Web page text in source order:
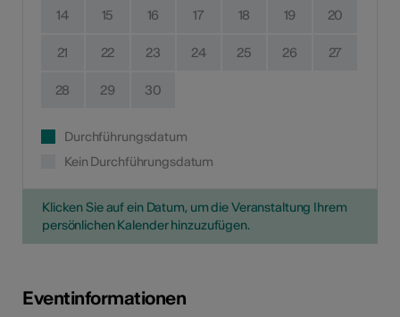
14 15 16 17 18 19 20
21 22 23 24 25 26 27
28 29 30
Durchführungsdatum
Kein Durchführungsdatum
Klicken Sie auf ein Datum, um die Veranstaltung Ihrem
persönlichen Kalender hinzuzufügen.
Eventinformationen